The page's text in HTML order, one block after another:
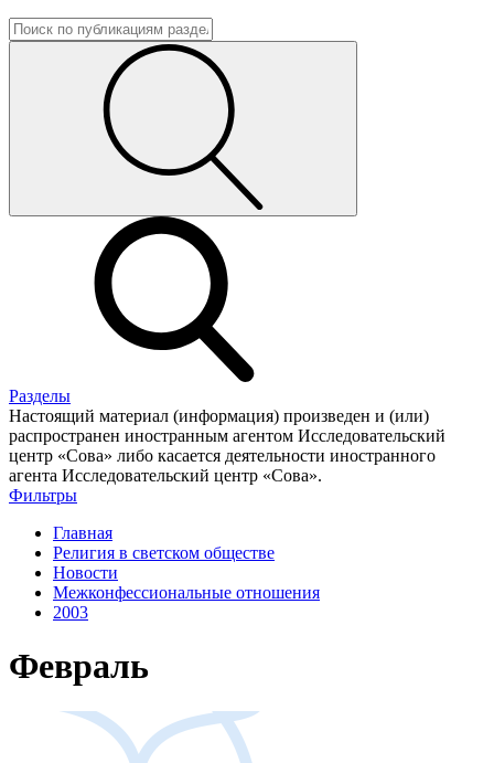
Разделы
Настоящий материал (информация) произведен и (или)
распространен иностранным агентом Исследовательский
центр «Сова» либо касается деятельности иностранного
агента Исследовательский центр «Сова».
Фильтры
Главная
Религия в светском обществе
Новости
Межконфессиональные отношения
2003
Февраль